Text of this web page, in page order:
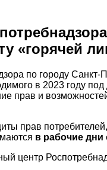
«горячей
по городу
в 2023 году
прав и возможностей
прав
в рабочие дни
центр